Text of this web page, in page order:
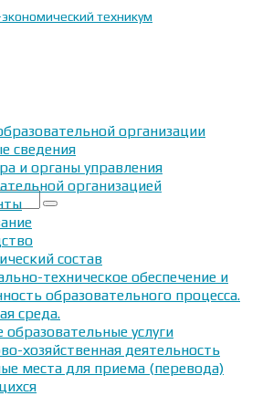
организации
сведения
и органы управления
организацией
состав
техническое обеспечение и
образовательного процесса.
среда.
образовательные услуги
хозяйственная деятельность
места для приема (перевода)